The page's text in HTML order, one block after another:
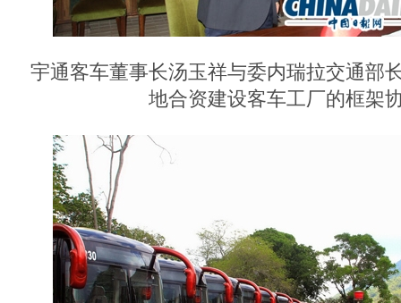
宇通客车董事长汤玉祥与委内瑞拉交通部
地合资建设客车工厂的框架